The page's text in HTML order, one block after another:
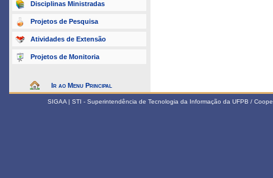
Disciplinas Ministradas
Projetos de Pesquisa
Atividades de Extensão
Projetos de Monitoria
Ir ao Menu Principal
SIGAA | STI - Superintendência de Tecnologia da Informação da UFPB /